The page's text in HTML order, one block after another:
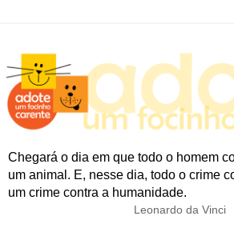
Chegará o dia em que todo o homem
um animal. E, nesse dia, todo o crime
um crime contra a humanidade.
Leonardo da Vinci